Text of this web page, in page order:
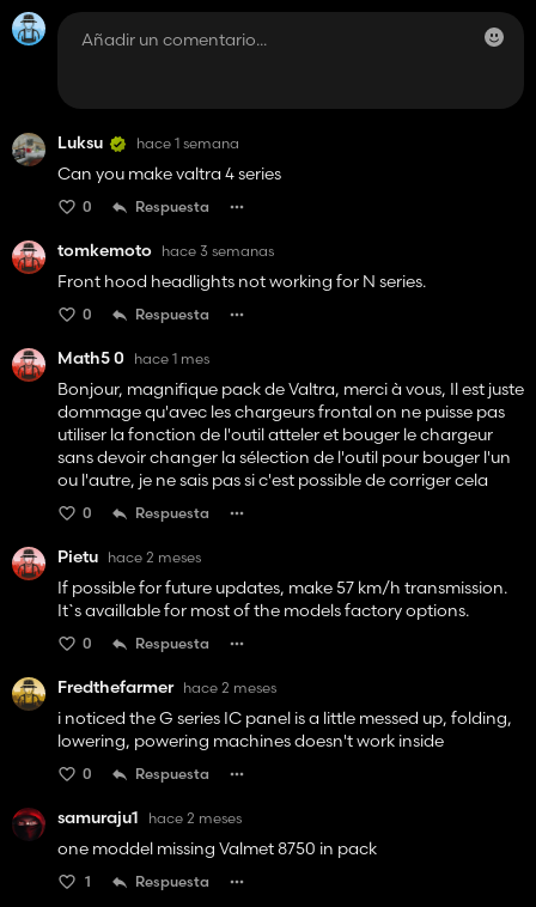
Luksu hace 1 semana
Can you make valtra 4 series
0 Respuesta
tomkemoto hace 3 semanas
Front hood headlights not working for N series.
0 Respuesta
Math5 0 hace 1 mes
Bonjour, magnifique pack de Valtra, merci à vous, Il est juste
dommage qu'avec les chargeurs frontal on ne puisse pas
utiliser la fonction de l'outil atteler et bouger le chargeur
sans devoir changer la sélection de l'outil pour bouger l'un
ou l'autre, je ne sais pas si c'est possible de corriger cela
0 Respuesta
Pietu hace 2 meses
If possible for future updates, make 57 km/h transmission.
It`s availlable for most of the models factory options.
0 Respuesta
Fredthefarmer hace 2 meses
i noticed the G series IC panel is a little messed up, folding,
lowering, powering machines doesn't work inside
0 Respuesta
samuraju1 hace 2 meses
one moddel missing Valmet 8750 in pack
1 Respuesta